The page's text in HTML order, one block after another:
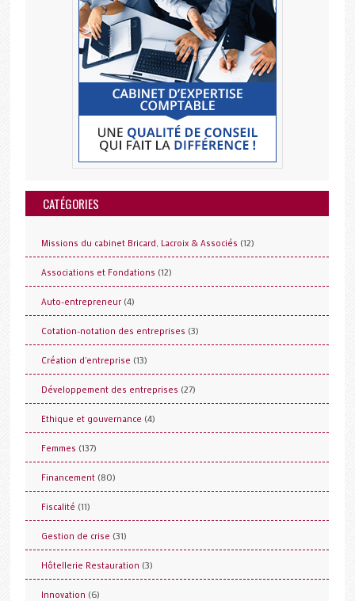
CATÉGORIES
Missions du cabinet Bricard, Lacroix & Associés (12)
Associations et Fondations (12)
Auto-entrepreneur (4)
Cotation-notation des entreprises (3)
Création d'entreprise (13)
Développement des entreprises (27)
Ethique et gouvernance (4)
Femmes (137)
Financement (80)
Fiscalité (11)
Gestion de crise (31)
Hôtellerie Restauration (3)
Innovation (6)